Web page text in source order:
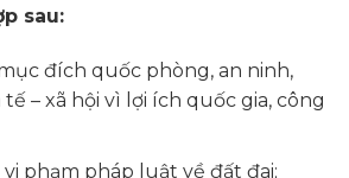
sau:
đích quốc phòng, an ninh,
– xã hội vì lợi ích quốc gia, công
phạm pháp luật về đất đai;